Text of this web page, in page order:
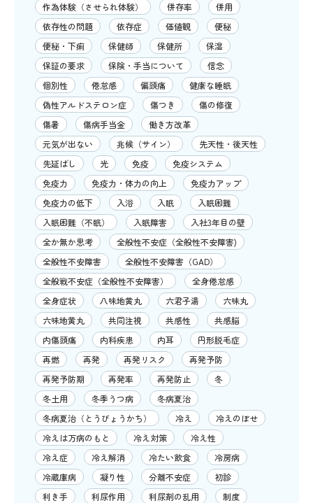
作為体験（させられ体験）
併存率
併用
依存性の問題
依存症 価値観
便秘
便秘・下痢
保健師 保健所
保湿
保証の要求
保険・手当について
信念
個別性
倦怠感 偏頭痛
健康な睡眠
偽性アルドステロン症
傷つき
傷の修復
傷暑
傷病手当金
働き方改革
元気が出ない
兆候（サイン）
先天性・後天性
先延ばし
光 免疫
免疫システム
免疫力
免疫力・体力の向上
免疫力アップ
免疫力の低下
入浴 入眠
入眠困難
入眠困難（不眠）
入眠障害
入社3年目の壁
全か無か思考
全般性不安症（全般性不安障害)
全般性不安障害
全般性不安障害（GAD）
全般戦不安症（全般性不安障害）
全身倦怠感
全身症状
八味地黄丸 六君子湯
六味丸
六味地黄丸
共同注視 共感性
共感脳
内傷頭痛
内科疾患 内耳
円形脱毛症
再燃
再発 再発リスク
再発予防
再発予防期
再発率 再発防止
冬
冬土用
冬季うつ病
冬病夏治
冬病夏治（とうびょうかち）
冷え
冷えのぼせ
冷えは万病のもと
冷え対策
冷え性
冷え症
冷え解消 冷たい飲食
冷房病
冷蔵庫病
凝り性 分離不安症
初診
利き手
利尿作用 利尿剤の乱用
制度